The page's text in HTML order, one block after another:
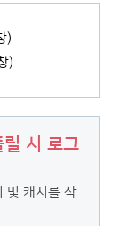
시 로그
및 캐시를 삭